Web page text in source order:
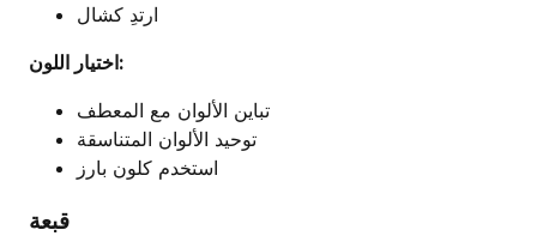
ارتدِ كشال
اختيار اللون:
تباين الألوان مع المعطف
توحيد الألوان المتناسقة
استخدم كلون بارز
قبعة